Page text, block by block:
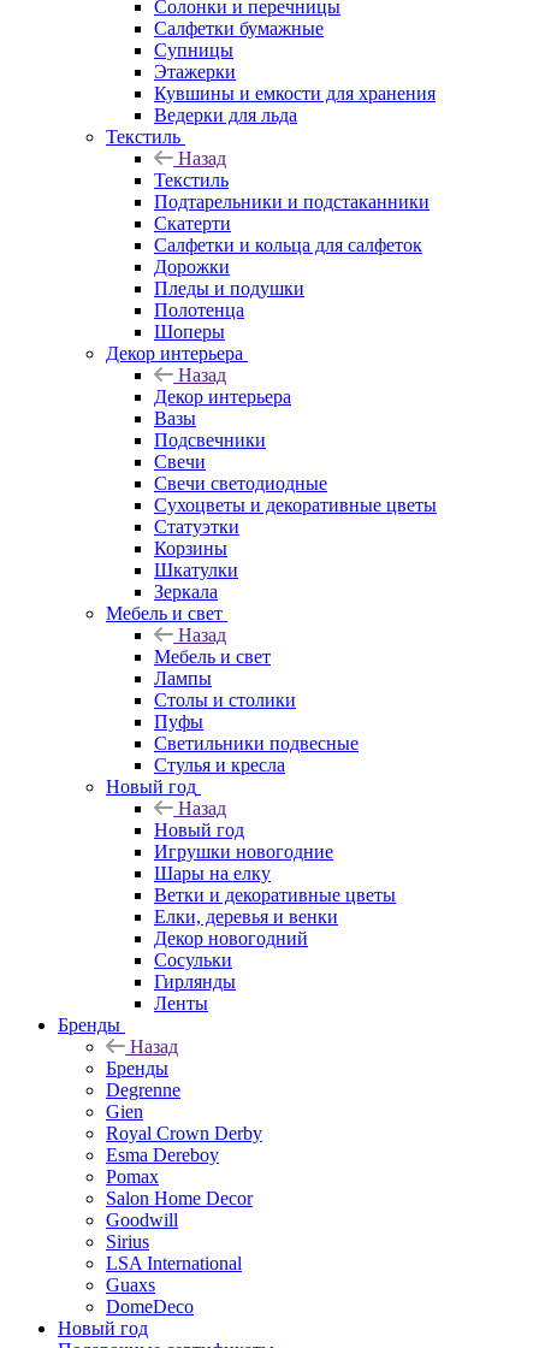
Солонки и перечницы
Салфетки бумажные
Супницы
Этажерки
Кувшины и емкости для хранения
Ведерки для льда
Текстиль
Назад
Текстиль
Подтарельники и подстаканники
Скатерти
Салфетки и кольца для салфеток
Дорожки
Пледы и подушки
Полотенца
Шоперы
Декор интерьера
Назад
Декор интерьера
Вазы
Подсвечники
Свечи
Свечи светодиодные
Сухоцветы и декоративные цветы
Статуэтки
Корзины
Шкатулки
Зеркала
Мебель и свет
Назад
Мебель и свет
Лампы
Столы и столики
Пуфы
Светильники подвесные
Стулья и кресла
Новый год
Назад
Новый год
Игрушки новогодние
Шары на елку
Ветки и декоративные цветы
Елки, деревья и венки
Декор новогодний
Сосульки
Гирлянды
Ленты
Бренды
Назад
Бренды
Degrenne
Gien
Royal Crown Derby
Esma Dereboy
Pomax
Salon Home Decor
Goodwill
Sirius
LSA International
Guaxs
DomeDeco
Новый год